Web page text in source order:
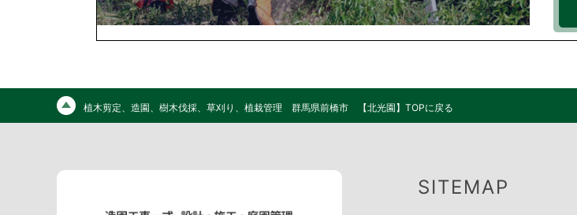
植木剪定、造園、樹木伐採、草刈り、植栽管理 群馬県前橋市 【北光園】TOPに戻る
SITEMAP